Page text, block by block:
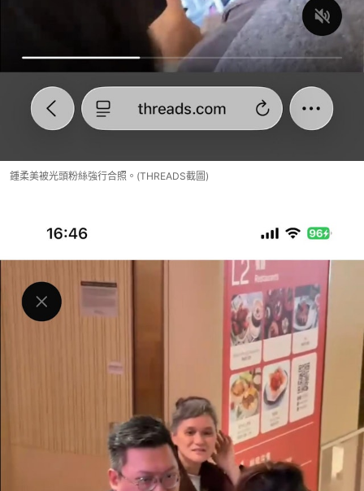
鍾柔美被光頭粉絲強行合照。(THREADS截圖)